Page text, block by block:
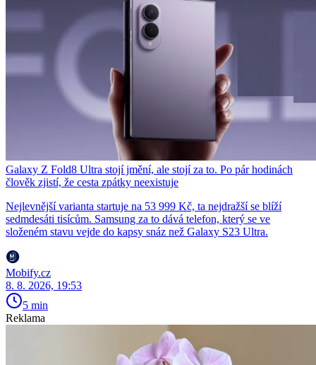
Galaxy Z Fold8 Ultra stojí jmění, ale stojí za to. Po pár hodinách
člověk zjistí, že cesta zpátky neexistuje
Nejlevnější varianta startuje na 53 999 Kč, ta nejdražší se blíží
sedmdesáti tisícům. Samsung za to dává telefon, který se ve
složeném stavu vejde do kapsy snáz než Galaxy S23 Ultra.
Mobify.cz
8. 8. 2026, 19:53
5 min
Reklama